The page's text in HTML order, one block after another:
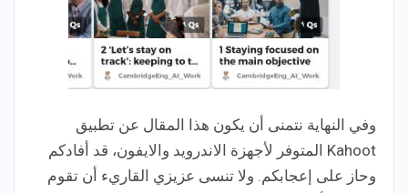
وفي النهاية نتمنى أن يكون هذا المقال عن تطبيق
Kahoot المتوفر لأجهزة الاندرويد والايفون، قد أفادكم
وحاز على إعجابكم. ولا تنسى عزيزي القاريء أن تقوم